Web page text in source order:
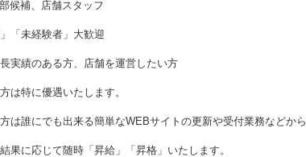
候補、店舗スタッフ
」「未経験者」大歓迎
実績のある方、店舗を運営したい方
は特に優遇いたします。
は誰にでも出来る簡単なWEBサイトの更新や受付業務などから
果に応じて随時「昇給」「昇格」いたします。